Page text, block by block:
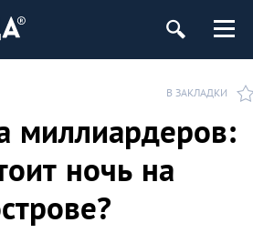
В ЗАКЛАДКИ
миллиардеров:
ночь на